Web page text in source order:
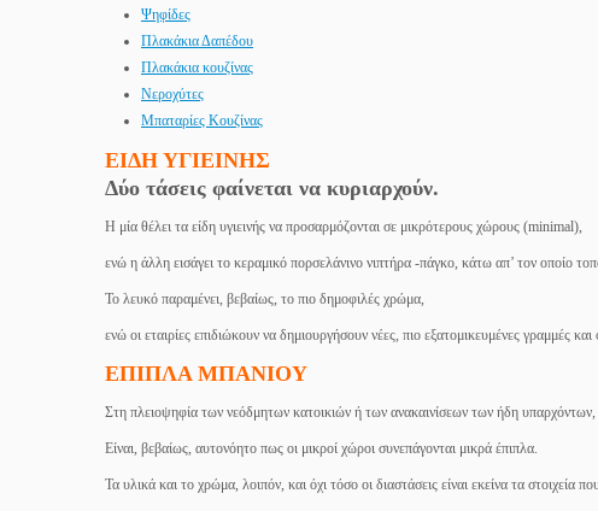
Ψηφίδες
Πλακάκια Δαπέδου
Πλακάκια κουζίνας
Νεροχύτες
Μπαταρίες Κουζίνας
ΕΙΔΗ ΥΓΙΕΙΝΗΣ
Δύο τάσεις φαίνεται να κυριαρχούν.
Η μία θέλει τα είδη υγιεινής να προσαρμόζονται σε μικρότερους χώρους (minimal),
ενώ η άλλη εισάγει το κεραμικό πορσελάνινο νιπτήρα -πάγκο, κάτω απ’ τον οποίο
Το λευκό παραμένει, βεβαίως, το πιο δημοφιλές χρώμα,
ενώ οι εταιρίες επιδιώκουν να δημιουργήσουν νέες, πιο εξατομικευμένες γραμμές και
ΕΠΙΠΛΑ ΜΠΑΝΙΟΥ
Στη πλειοψηφία των νεόδμητων κατοικιών ή των ανακαινίσεων των ήδη
Είναι, βεβαίως, αυτονόητο πως οι μικροί χώροι συνεπάγονται μικρά έπιπλα.
Τα υλικά και το χρώμα, λοιπόν, και όχι τόσο οι διαστάσεις είναι εκείνα τα στοιχεία